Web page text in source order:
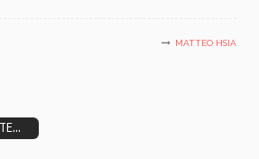
MATTEO HSIA